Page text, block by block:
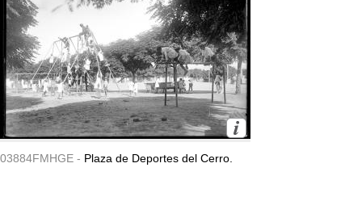
03884FMHGE - Plaza de Deportes del Cerro.